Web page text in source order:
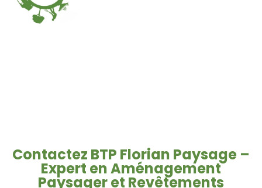
Contactez BTP Florian Paysage –
Expert en Aménagement
Paysager et Revêtements